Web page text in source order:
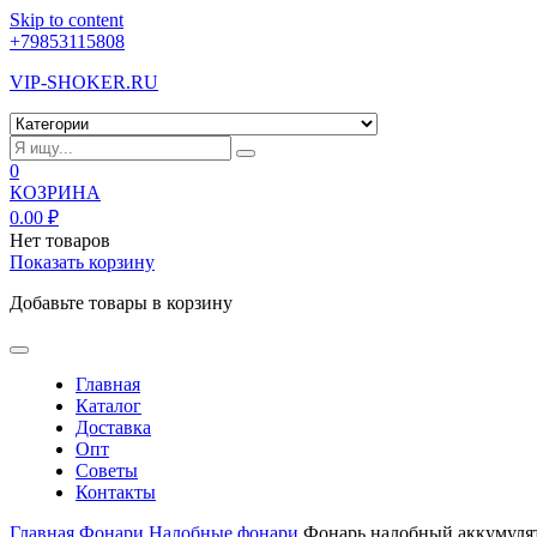
Skip to content
+79853115808
VIP-SHOKER.RU
0
КОЗРИНА
0.00 ₽
Нет товаров
Показать корзину
Добавьте товары в корзину
Главная
Каталог
Доставка
Опт
Советы
Контакты
Главная Фонари Налобные фонари Фонарь налобный